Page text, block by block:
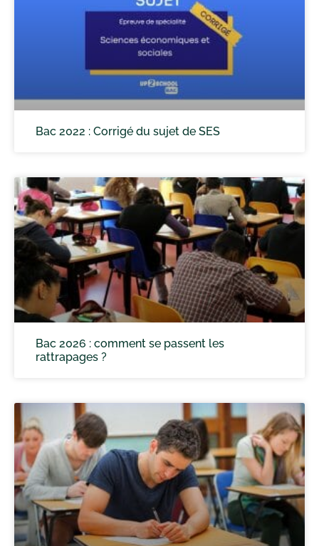
Bac 2022 : Corrigé du sujet de SES
Bac 2026 : comment se passent les
rattrapages ?